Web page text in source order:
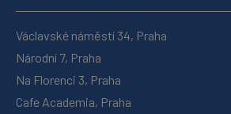
Václavské náměstí 34, Praha
Národní 7, Praha
Na Florenci 3, Praha
Cafe Academia, Praha